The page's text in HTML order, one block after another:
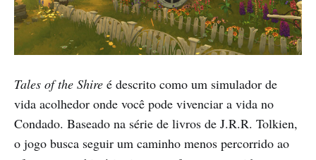
Tales of the Shire é descrito como um simulador de
vida acolhedor onde você pode vivenciar a vida no
Condado. Baseado na série de livros de J.R.R. Tolkien,
o jogo busca seguir um caminho menos percorrido ao